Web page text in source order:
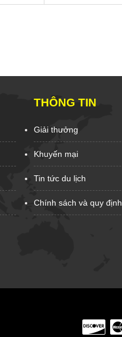
THÔNG TIN
Giải thưởng
Khuyến mại
Tin tức du lịch
Chính sách và quy định